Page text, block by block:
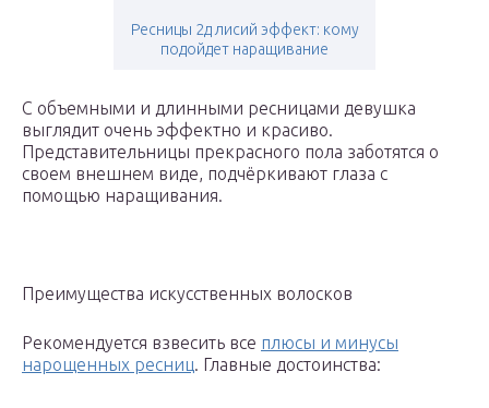
Ресницы 2д лисий эффект: кому
подойдет наращивание
С объемными и длинными ресницами девушка
выглядит очень эффектно и красиво.
Представительницы прекрасного пола заботятся о
своем внешнем виде, подчёркивают глаза с
помощью наращивания.
Преимущества искусственных волосков
Рекомендуется взвесить все плюсы и минусы
нарощенных ресниц. Главные достоинства: